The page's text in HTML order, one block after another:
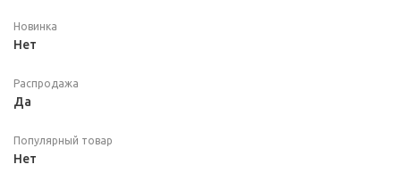
Новинка
Нет
Распродажа
Да
Популярный товар
Нет